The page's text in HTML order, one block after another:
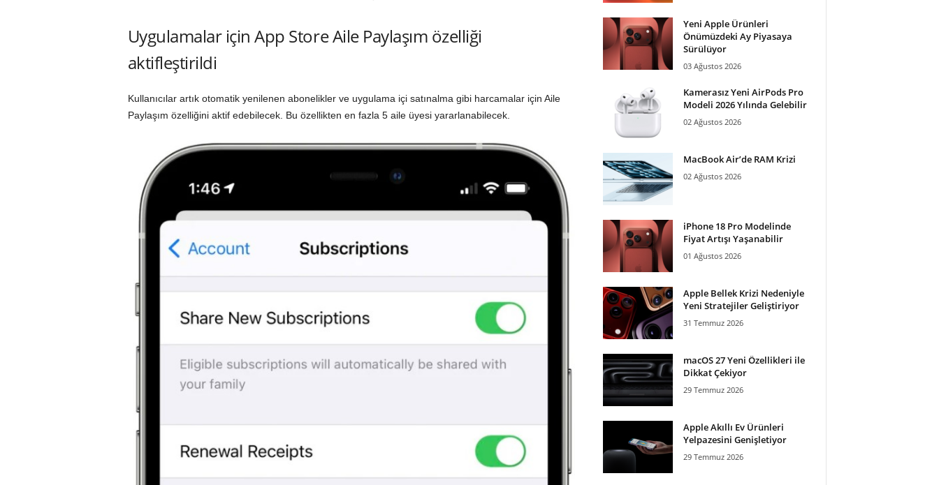
Uygulamalar için App Store Aile Paylaşım özelliği
aktifleştirildi
Kullanıcılar artık otomatik yenilenen abonelikler ve uygulama içi satınalma gibi harcamalar için Aile
Paylaşım özelliğini aktif edebilecek. Bu özellikten en fazla 5 aile üyesi yararlanabilecek.
Yeni Apple Ürünleri
Önümüzdeki Ay Piyasaya
Sürülüyor
03 Ağustos 2026
Kamerasız Yeni AirPods Pro
Modeli 2026 Yılında Gelebilir
02 Ağustos 2026
MacBook Air’de RAM Krizi
02 Ağustos 2026
iPhone 18 Pro Modelinde
Fiyat Artışı Yaşanabilir
01 Ağustos 2026
Apple Bellek Krizi Nedeniyle
Yeni Stratejiler Geliştiriyor
31 Temmuz 2026
macOS 27 Yeni Özellikleri ile
Dikkat Çekiyor
29 Temmuz 2026
Apple Akıllı Ev Ürünleri
Yelpazesini Genişletiyor
29 Temmuz 2026